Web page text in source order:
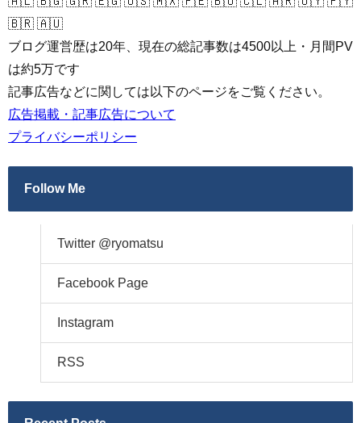
🇧🇷 🇦🇺
ブログ運営歴は20年、現在の総記事数は4500以上・月間PV
は約5万です
記事広告などに関しては以下のページをご覧ください。
広告掲載・記事広告について
プライバシーポリシー
Follow Me
Twitter @ryomatsu
Facebook Page
Instagram
RSS